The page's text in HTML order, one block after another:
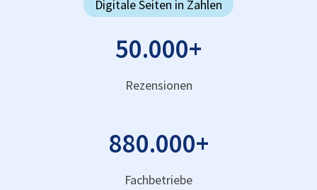
Digitale Seiten in Zahlen
50.000+
Rezensionen
880.000+
Fachbetriebe